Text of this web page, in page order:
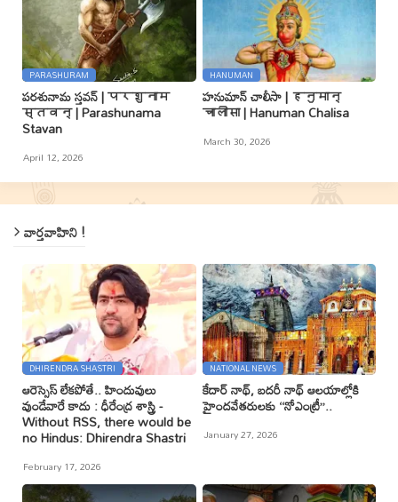
PARASHURAM
పరశునామ స్తవన్ | परशुनाम
स्तवन् | Parashunama
Stavan
April 12, 2026
HANUMAN
హనుమాన్ చాలీసా | हनुमान्
चालीसा | Hanuman Chalisa
March 30, 2026
వార్తవాహిని !
DHIRENDRA SHASTRI
ఆరెస్సెస్ లేకపోతే.. హిందువులు
వుండేవారే కాదు : ధీరేంద్ర శాస్త్రి -
Without RSS, there would be
no Hindus: Dhirendra Shastri
February 17, 2026
NATIONAL NEWS
కేదార్ నాథ్, బదరీ నాథ్ ఆలయాల్లోకి
హైందవేతరులకు ‘‘నోఎంట్రీ’’..
January 27, 2026